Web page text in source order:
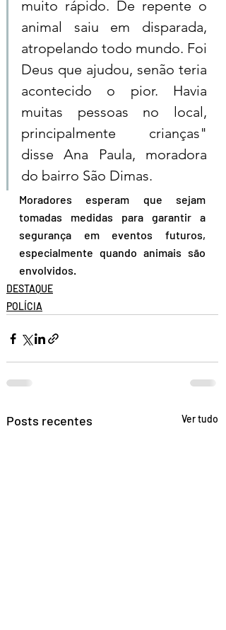
muito rápido. De repente o
animal saiu em disparada,
atropelando todo mundo. Foi
Deus que ajudou, senão teria
acontecido o pior. Havia
muitas pessoas no local,
principalmente crianças"
disse Ana Paula, moradora
do bairro São Dimas.
Moradores esperam que sejam
tomadas medidas para garantir a
segurança em eventos futuros,
especialmente quando animais são
envolvidos.
DESTAQUE
POLÍCIA
Posts recentes Ver tudo